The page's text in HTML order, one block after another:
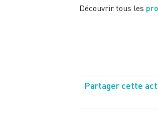
Découvrir tous les
Partager cette